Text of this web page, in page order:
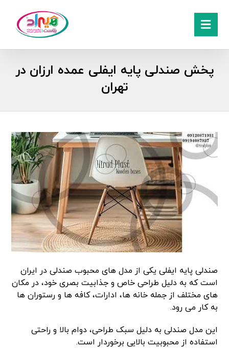
پخش صندلی پایه ایفلی عمده ارزان در
تهران
صندلی پایه ایفلی یکی از مدل های محبوب صندلی در ایران
است که به دلیل طراحی خاص و جذابیت بصری خود، در مکان
های مختلف از جمله خانه ها، ادارات، کافه ها و رستوران ها
به کار می رود.
این مدل صندلی به دلیل سبک طراحی، دوام بالا و راحتی
استفاده از محبوبیت بالایی برخوردار است.